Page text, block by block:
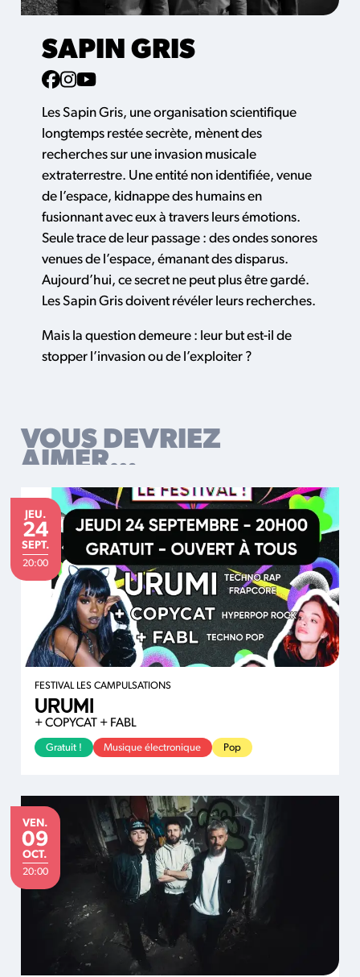
SAPIN GRIS
Les Sapin Gris, une organisation scientifique
longtemps restée secrète, mènent des
recherches sur une invasion musicale
extraterrestre. Une entité non identifiée, venue
de l’espace, kidnappe des humains en
fusionnant avec eux à travers leurs émotions.
Seule trace de leur passage : des ondes sonores
venues de l’espace, émanant des disparus.
Aujourd’hui, ce secret ne peut plus être gardé.
Les Sapin Gris doivent révéler leurs recherches.
Mais la question demeure : leur but est-il de
stopper l’invasion ou de l’exploiter ?
VOUS DEVRIEZ
AIMER…
JEUDI
JEU.
24
SEPTEMBRE
SEPT.
20:00
FESTIVAL LES CAMPULSATIONS
URUMI
+ COPYCAT + FABL
Gratuit ! Musique électronique Pop
VENDREDI
VEN.
09
OCTOBRE
OCT.
20:00